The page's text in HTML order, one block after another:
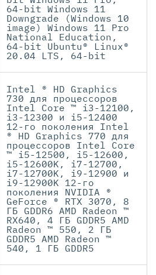
64-bit Windows 11
Downgrade (Windows 10
image) Windows 11 Pro
National Education,
64-bit Ubuntu® Linux®
20.04 LTS, 64-bit
Intel ® HD Graphics
730 для процессоров
Intel Core ™ i3-12100,
i3-12300 и i5-12400
12-го поколения Intel
® HD Graphics 770 для
процессоров Intel Core
™ i5-12500, i5-12600,
i5-12600K, i7-12700,
i7-12700K, i9-12900 и
i9-12900K 12-го
поколения NVIDIA ®
GeForce ® RTX 3070, 8
ГБ GDDR6 AMD Radeon ™
RX640, 4 ГБ GDDR5 AMD
Radeon ™ 550, 2 ГБ
GDDR5 AMD Radeon ™
540, 1 ГБ GDDR5